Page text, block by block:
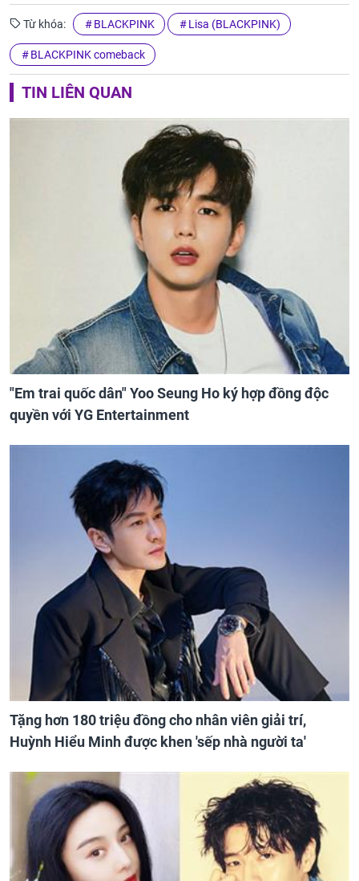
Từ khóa: BLACKPINK Lisa (BLACKPINK)
BLACKPINK comeback
TIN LIÊN QUAN
"Em trai quốc dân" Yoo Seung Ho ký hợp đồng độc
quyền với YG Entertainment
Tặng hơn 180 triệu đồng cho nhân viên giải trí,
Huỳnh Hiểu Minh được khen 'sếp nhà người ta'